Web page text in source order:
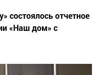
состоялось отчетное
«Наш дом» с